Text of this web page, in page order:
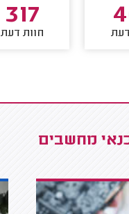
317
חוות דעת
מחשבים